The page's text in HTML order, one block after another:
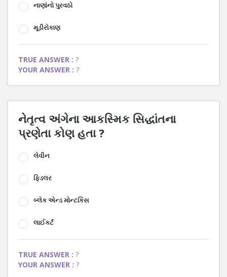
નાણાંનો પુરવઠો
મૂડીરોકાણ
TRUE ANSWER : ?
YOUR ANSWER : ?
નેતૃત્વ અંગેના આકસ્મિક સિદ્ધાંતના
પ્રણેતા કોણ હતા ?
લેવીન
ફિડલર
બ્લેક એન્ડ મોન્ટકિસ
લાઈકર્ટ
TRUE ANSWER : ?
YOUR ANSWER : ?